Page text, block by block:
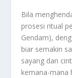
Bila
prosesi ritual
Gendam),
biar semakin
sayang dan
kemana-mana